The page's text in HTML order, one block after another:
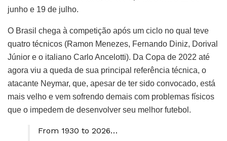
junho e 19 de julho.
O Brasil chega à competição após um ciclo no qual teve
quatro técnicos (Ramon Menezes, Fernando Diniz, Dorival
Júnior e o italiano Carlo Ancelotti). Da Copa de 2022 até
agora viu a queda de sua principal referência técnica, o
atacante Neymar, que, apesar de ter sido convocado, está
mais velho e vem sofrendo demais com problemas físicos
que o impedem de desenvolver seu melhor futebol.
From 1930 to 2026…